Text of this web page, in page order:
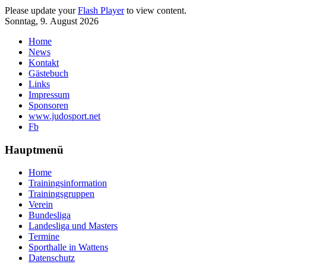
Please update yourFlash Playerto view content.
Sonntag, 9. August 2026
Home
News
Kontakt
Gästebuch
Links
Impressum
Sponsoren
www.judosport.net
Fb
Hauptmenü
Home
Trainingsinformation
Trainingsgruppen
Verein
Bundesliga
Landesliga und Masters
Termine
Sporthalle in Wattens
Datenschutz